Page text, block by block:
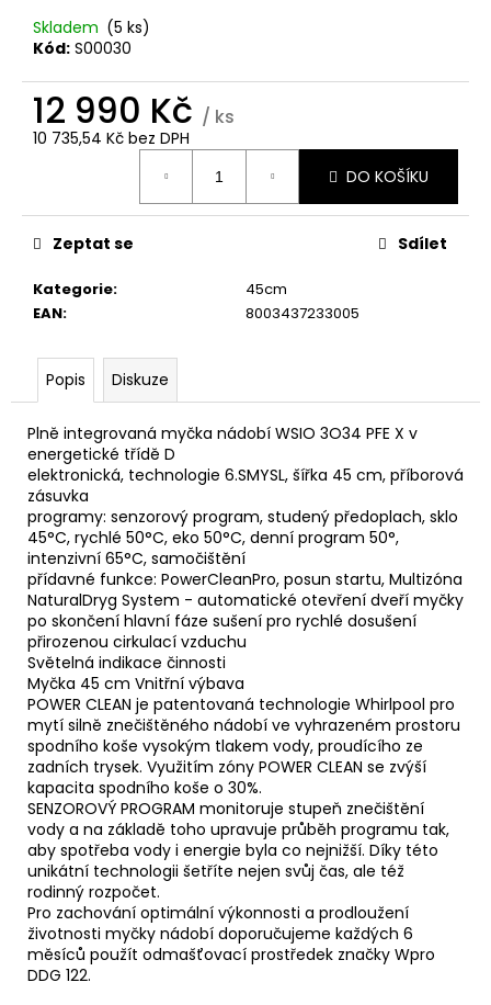
Skladem (5 ks)
Kód: S00030
12 990 Kč / ks
10 735,54 Kč bez DPH
DO KOŠÍKU
Kategorie:
45cm
EAN: 8003437233005
Zeptat se Sdílet
Popis Diskuze
Plně integrovaná myčka nádobí WSIO 3O34 PFE X v
energetické třídě D
elektronická, technologie 6.SMYSL, šířka 45 cm, příborová
zásuvka
programy: senzorový program, studený předoplach, sklo
45°C, rychlé 50°C, eko 50°C, denní program 50°,
intenzivní 65°C, samočištění
přídavné funkce: PowerCleanPro, posun startu, Multizóna
NaturalDryg System - automatické otevření dveří myčky
po skončení hlavní fáze sušení pro rychlé dosušení
přirozenou cirkulací vzduchu
Světelná indikace činnosti
Myčka 45 cm Vnitřní výbava
POWER CLEAN je patentovaná technologie Whirlpool pro
mytí silně znečištěného nádobí ve vyhrazeném prostoru
spodního koše vysokým tlakem vody, proudícího ze
zadních trysek. Využitím zóny POWER CLEAN se zvýší
kapacita spodního koše o 30%.
SENZOROVÝ PROGRAM monitoruje stupeň znečištění
vody a na základě toho upravuje průběh programu tak,
aby spotřeba vody i energie byla co nejnižší. Díky této
unikátní technologii šetříte nejen svůj čas, ale též
rodinný rozpočet.
Pro zachování optimální výkonnosti a prodloužení
životnosti myčky nádobí doporučujeme každých 6
měsíců použít odmašťovací prostředek značky Wpro
DDG 122.
u
e
m
e
12
Kč